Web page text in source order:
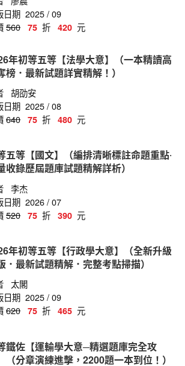
日期 2025 / 09
560 75 折 420 元
年初等五等【法學大意】（一本精讀高
榜．最新試題詳實精解！）
胡劭安
日期 2025 / 08
640 75 折 480 元
五等【國文】（編排清晰標註命題重點‧
收錄歷屆題庫試題精解詳析）
李杰
日期 2026 / 07
520 75 折 390 元
年初等五等【行政學大意】（全新升級
．最新試題精解．完整考點掃描）
太閣
日期 2025 / 09
620 75 折 465 元
鐵佐【運輸學大意─精選題庫完全攻
（分章演練進擊，2200題一本到位！）